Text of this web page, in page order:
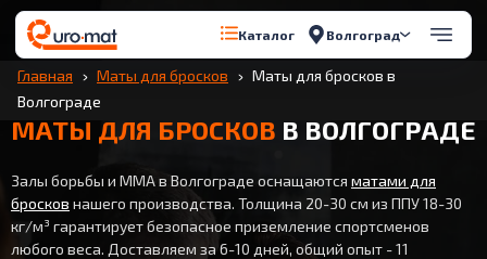
Каталог Волгоград
Главная Маты для бросков
Маты для бросков в
Волгограде
МАТЫ ДЛЯ БРОСКОВ В ВОЛГОГРАДЕ
Залы борьбы и ММА в Волгограде оснащаются матами для
бросков нашего производства. Толщина 20-30 см из ППУ 18-30
кг/м³ гарантирует безопасное приземление спортсменов
любого веса. Доставляем за 6-10 дней, общий опыт - 11